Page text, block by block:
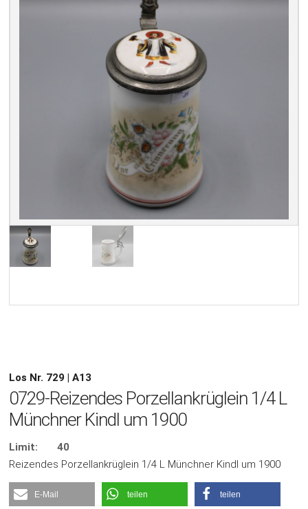
Los Nr. 729 | A13
0729-Reizendes Porzellankrüglein 1/4 L
Münchner Kindl um 1900
Limit:
40
Reizendes Porzellankrüglein 1/4 L Münchner Kindl um 1900
E-Mail teilen teilen